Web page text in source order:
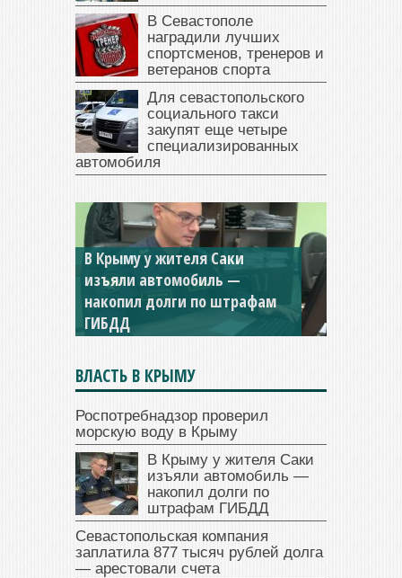
В Севастополе
наградили лучших
спортсменов, тренеров и
ветеранов спорта
Для севастопольского
социального такси
закупят еще четыре
специализированных
автомобиля
В Крыму у жителя Саки
изъяли автомобиль —
накопил долги по штрафам
ГИБДД
ВЛАСТЬ В КРЫМУ
Роспотребнадзор проверил
морскую воду в Крыму
В Крыму у жителя Саки
изъяли автомобиль —
накопил долги по
штрафам ГИБДД
Севастопольская компания
заплатила 877 тысяч рублей долга
— арестовали счета